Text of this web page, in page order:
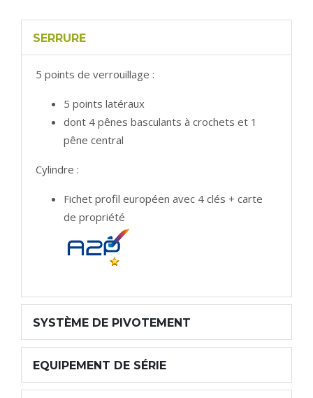
SERRURE
5 points de verrouillage :
5 points latéraux
dont 4 pênes basculants à crochets et 1
pêne central
Cylindre :
Fichet profil européen avec 4 clés + carte
de propriété
SYSTÈME DE PIVOTEMENT
EQUIPEMENT DE SÉRIE